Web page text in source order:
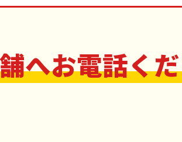
へお電話く